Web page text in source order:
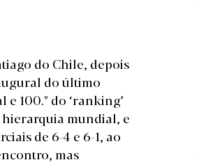
do Chile, depois
do último
100.º do ‘ranking’
hierarquia mundial, e
de 6-4 e 6-1, ao
mas